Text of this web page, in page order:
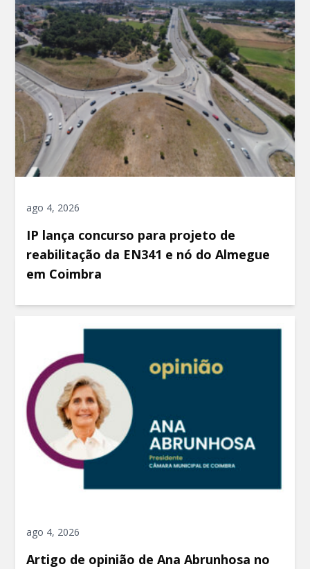
ago 4, 2026
IP lança concurso para projeto de
reabilitação da EN341 e nó do Almegue
em Coimbra
ago 4, 2026
Artigo de opinião de Ana Abrunhosa no